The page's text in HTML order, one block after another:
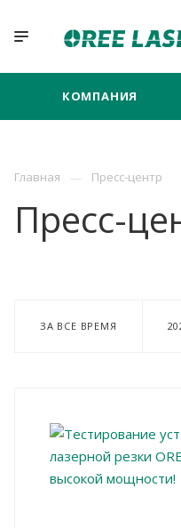
КОМПАНИЯ
Главная Пресс-центр
Пресс-
ЗА ВСЕ ВРЕМЯ